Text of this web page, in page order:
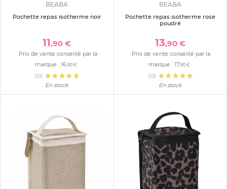
BEABA
Pochette repas isotherme noir
11,90 €
Prix de vente conseillé par la
marque : 16,90 €
(22)
En stock
BEABA
Pochette repas isotherme rose
poudré
13,90 €
Prix de vente conseillé par la
marque : 17,90 €
(22)
En stock